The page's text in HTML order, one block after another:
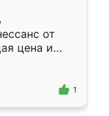
от
цена и
Приехавший
1